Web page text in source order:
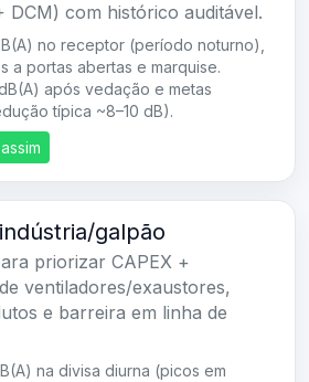
DCM) com histórico auditável.
no receptor (período noturno),
a portas abertas e marquise.
após vedação e metas
típica ~8–10 dB).
galpão
priorizar CAPEX +
ventiladores/exaustores,
e barreira em linha de
na divisa diurna (picos em